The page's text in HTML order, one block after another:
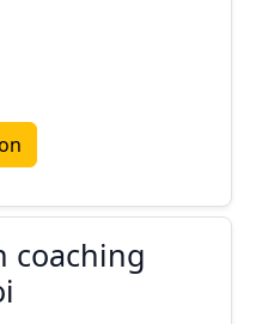
coaching